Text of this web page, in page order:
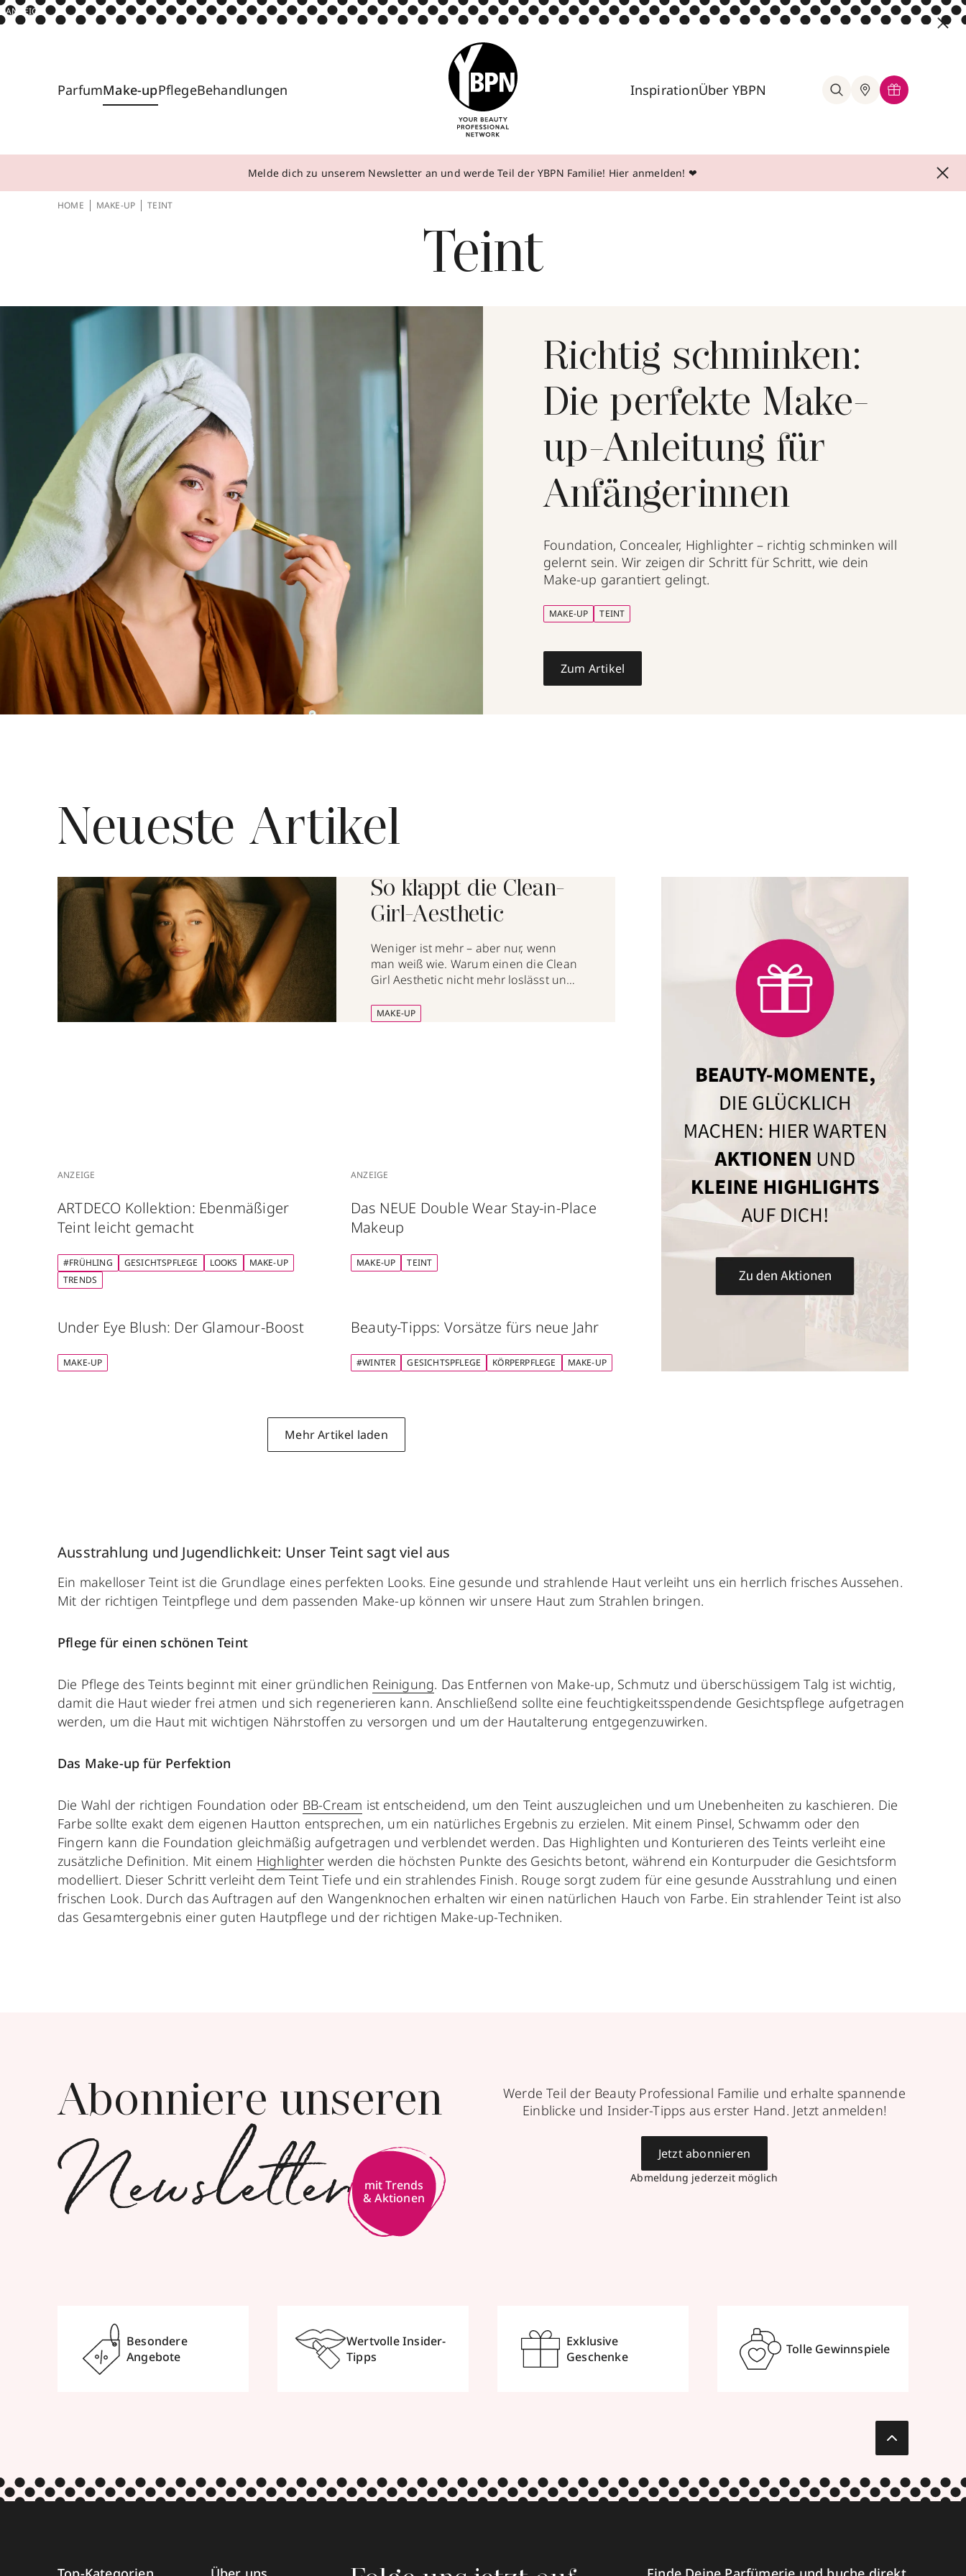
ANZEIGE
ParfumMake-upPflegeBehandlungen InspirationÜber YBPN
Melde dich zu unserem Newsletter an und werde Teil der YBPN Familie! Hier anmelden! ❤
HOME MAKE-UP TEINT
Teint
Richtig schminken:
Die perfekte Make-
up-Anleitung für
Anfängerinnen
Foundation, Concealer, Highlighter – richtig schminken will
gelernt sein. Wir zeigen dir Schritt für Schritt, wie dein
Make-up garantiert gelingt.
MAKE-UP TEINT
Zum Artikel
Neueste Artikel
So klappt die Clean-
Girl-Aesthetic
Weniger ist mehr – aber nur, wenn
man weiß wie. Warum einen die Clean
Girl Aesthetic nicht mehr loslässt und
MAKE-UP
ANZEIGE
ARTDECO Kollektion: Ebenmäßiger
Teint leicht gemacht
#FRÜHLING GESICHTSPFLEGE LOOKS
MAKE-UP
TRENDS
ANZEIGE
Das NEUE Double Wear Stay-in-Place
Makeup
MAKE-UP TEINT
Under Eye Blush: Der Glamour-Boost
MAKE-UP
Beauty-Tipps: Vorsätze fürs neue Jahr
#WINTER GESICHTSPFLEGE KÖRPERPFLEGE MAKE-UP
Mehr Artikel laden
Ausstrahlung und Jugendlichkeit: Unser Teint sagt viel aus
Ein makelloser Teint ist die Grundlage eines perfekten Looks. Eine gesunde und strahlende Haut verleiht uns ein herrlich frisches Aussehen.
Mit der richtigen Teintpflege und dem passenden Make-up können wir unsere Haut zum Strahlen bringen.
Pflege für einen schönen Teint
Die Pflege des Teints beginnt mit einer gründlichen Reinigung. Das Entfernen von Make-up, Schmutz und überschüssigem Talg ist wichtig,
damit die Haut wieder frei atmen und sich regenerieren kann. Anschließend sollte eine feuchtigkeitsspendende Gesichtspflege aufgetragen
werden, um die Haut mit wichtigen Nährstoffen zu versorgen und um der Hautalterung entgegenzuwirken.
Das Make-up für Perfektion
Die Wahl der richtigen Foundation oder BB-Cream ist entscheidend, um den Teint auszugleichen und um Unebenheiten zu kaschieren. Die
Farbe sollte exakt dem eigenen Hautton entsprechen, um ein natürliches Ergebnis zu erzielen. Mit einem Pinsel, Schwamm oder den
Fingern kann die Foundation gleichmäßig aufgetragen und verblendet werden. Das Highlighten und Konturieren des Teints verleiht eine
zusätzliche Definition. Mit einem Highlighter werden die höchsten Punkte des Gesichts betont, während ein Konturpuder die Gesichtsform
modelliert. Dieser Schritt verleiht dem Teint Tiefe und ein strahlendes Finish. Rouge sorgt zudem für eine gesunde Ausstrahlung und einen
frischen Look. Durch das Auftragen auf den Wangenknochen erhalten wir einen natürlichen Hauch von Farbe. Ein strahlender Teint ist also
das Gesamtergebnis einer guten Hautpflege und der richtigen Make-up-Techniken.
Abonniere unseren
Newsletter
mit Trends
& Aktionen
Werde Teil der Beauty Professional Familie und erhalte spannende
Einblicke und Insider-Tipps aus erster Hand. Jetzt anmelden!
Abmeldung jederzeit möglich
Jetzt abonnieren
Besondere
Angebote
Wertvolle Insider-
Tipps
Exklusive
Geschenke
Tolle Gewinnspiele